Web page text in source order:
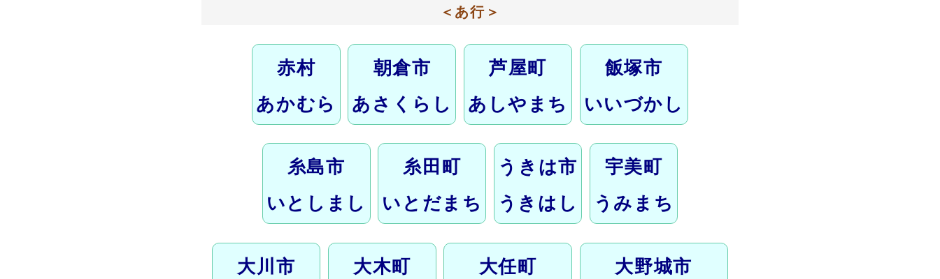
＜あ行＞
赤村
あかむら
朝倉市
あさくらし
芦屋町
あしやまち
飯塚市
いいづかし
糸島市
いとしまし
糸田町
いとだまち
うきは市
うきはし
宇美町
うみまち
大川市
大木町
大任町
大野城市